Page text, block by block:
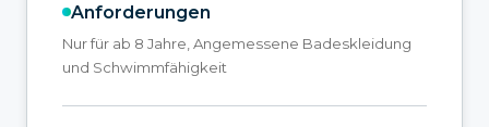
Anforderungen
Nur für ab 8 Jahre, Angemessene Badeskleidung
und Schwimmfähigkeit